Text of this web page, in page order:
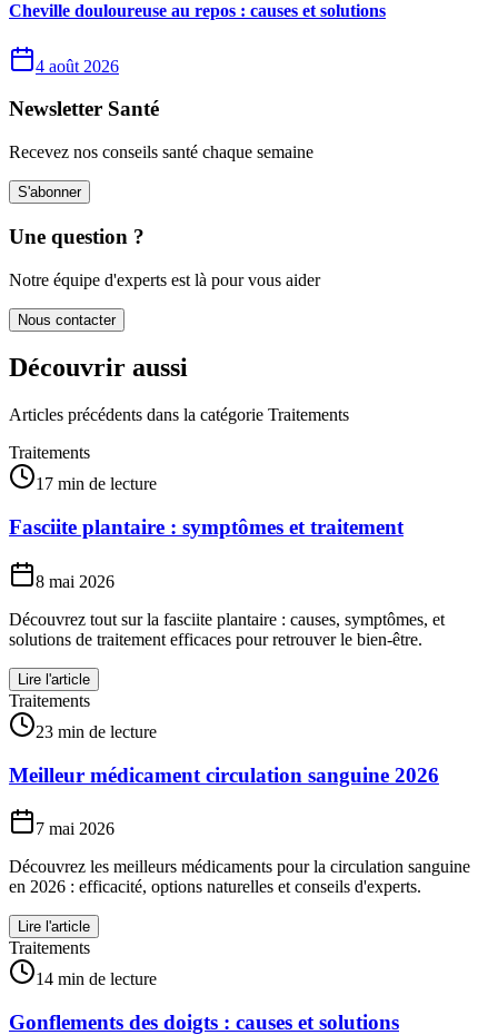
Cheville douloureuse au repos : causes et solutions
4 août 2026
Newsletter Santé
Recevez nos conseils santé chaque semaine
S'abonner
Une question ?
Notre équipe d'experts est là pour vous aider
Nous contacter
Découvrir aussi
Articles précédents dans la catégorie Traitements
Traitements
17 min de lecture
Fasciite plantaire : symptômes et traitement
8 mai 2026
Découvrez tout sur la fasciite plantaire : causes, symptômes, et
solutions de traitement efficaces pour retrouver le bien-être.
Lire l'article
Traitements
23 min de lecture
Meilleur médicament circulation sanguine 2026
7 mai 2026
Découvrez les meilleurs médicaments pour la circulation sanguine
en 2026 : efficacité, options naturelles et conseils d'experts.
Lire l'article
Traitements
14 min de lecture
Gonflements des doigts : causes et solutions